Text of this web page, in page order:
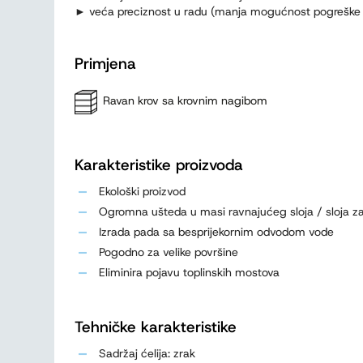
► veća preciznost u radu (manja mogućnost
Primjena
Ravan krov sa krovnim nagibom
Karakteristike proizvoda
Ekološki proizvod
Ogromna ušteda u masi ravnajućeg sloja / sloja
Izrada pada sa besprijekornim odvodom vode
Pogodno za velike površine
Eliminira pojavu toplinskih mostova
Tehničke karakteristike
Sadržaj ćelija: zrak